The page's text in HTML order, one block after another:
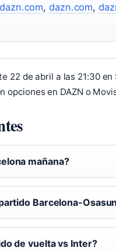
dazn.com,dazn.com,
22 de abril a las 21:30
opciones en DAZN o
mañana?
Barcelona-
de vuelta vs Inter?